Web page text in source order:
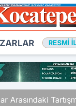
RESMI
Arasındaki